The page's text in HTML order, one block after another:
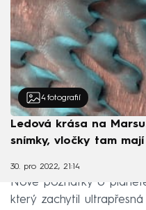
4 fotografií
Ledová krása na
snímky, vločky tam
30. pro 2022, 21:14
Nové poznatky o
který zachytil